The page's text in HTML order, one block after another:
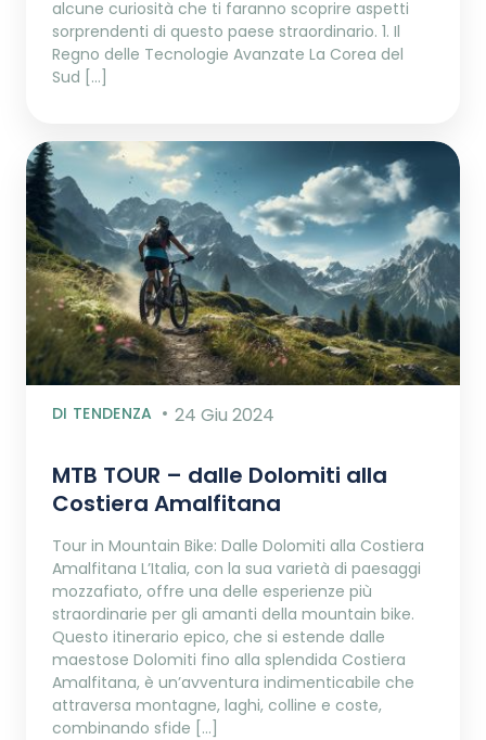
alcune curiosità che ti faranno scoprire aspetti
sorprendenti di questo paese straordinario. 1. Il
Regno delle Tecnologie Avanzate La Corea del
Sud […]
DI TENDENZA 24 Giu 2024
MTB TOUR – dalle Dolomiti alla
Costiera Amalfitana
Tour in Mountain Bike: Dalle Dolomiti alla Costiera
Amalfitana L’Italia, con la sua varietà di paesaggi
mozzafiato, offre una delle esperienze più
straordinarie per gli amanti della mountain bike.
Questo itinerario epico, che si estende dalle
maestose Dolomiti fino alla splendida Costiera
Amalfitana, è un’avventura indimenticabile che
attraversa montagne, laghi, colline e coste,
combinando sfide […]